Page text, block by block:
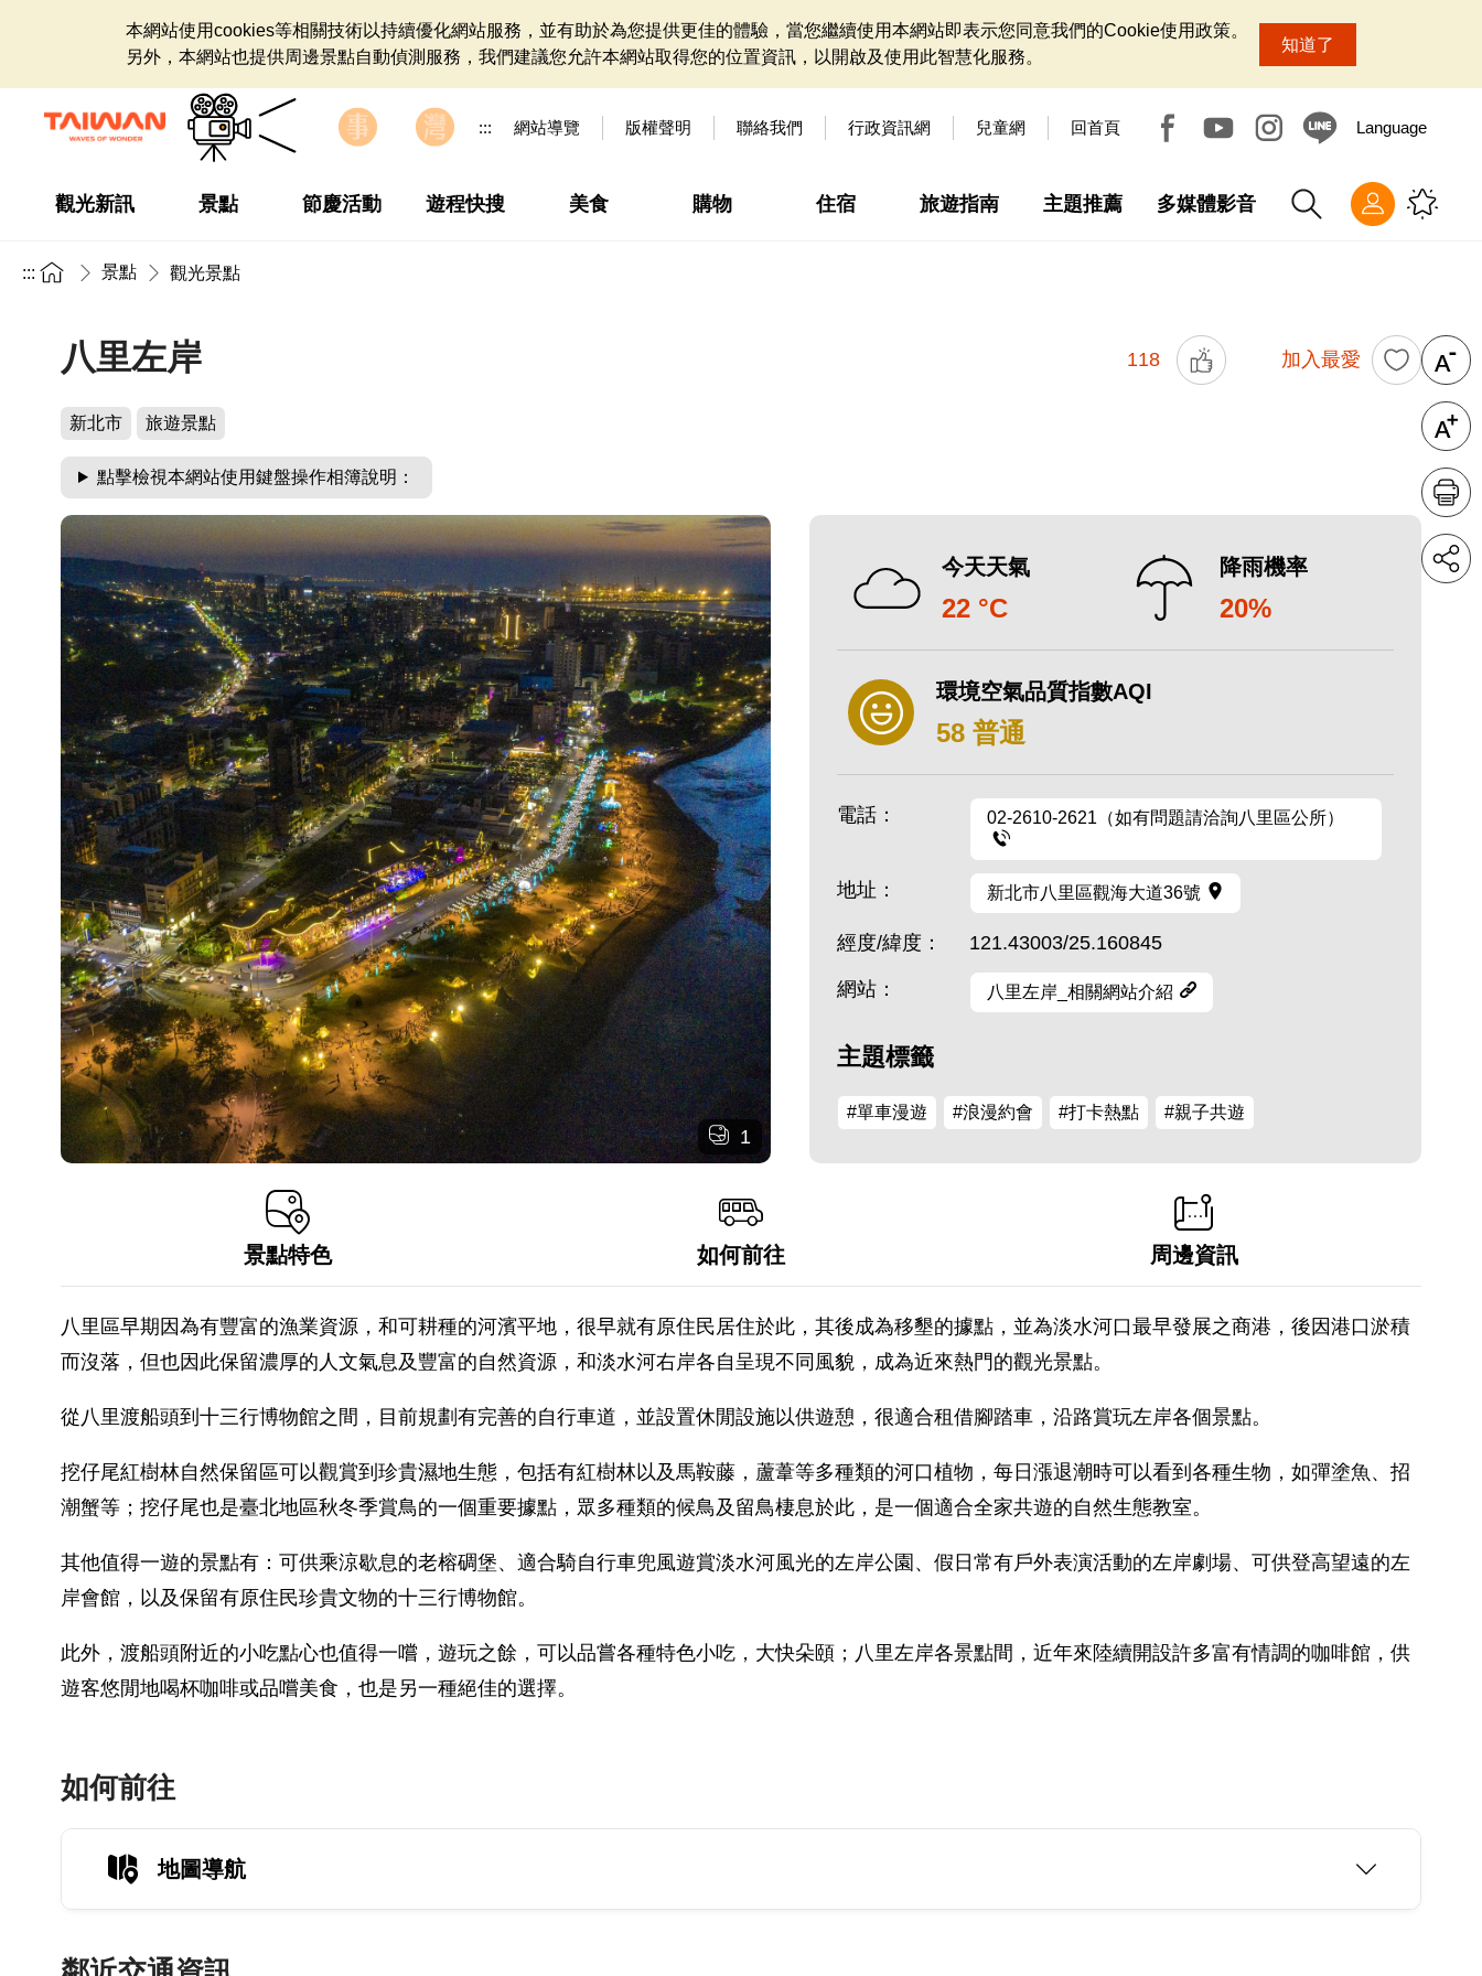
本網站使用cookies等相關技術以持續優化網站服務，並有助於為您提供更佳的體驗，當您繼續使用本網站即表示您同意我們的Cookie使用政策。
另外，本網站也提供周邊景點自動偵測服務，我們建議您允許本網站取得您的位置資訊，以開啟及使用此智慧化服務。
知道了
::: 網站導覽 版權聲明 聯絡我們 行政資訊網 兒童網 回首頁 Language
觀光新訊 景點 節慶活動 遊程快搜 美食 購物 住宿 旅遊指南 主題推薦 多媒體影音
::: 景點 觀光景點
八里左岸 118 加入最愛
新北市 旅遊景點
點擊檢視本網站使用鍵盤操作相簿說明：
1
今天天氣
22 °C
降雨機率
20%
環境空氣品質指數AQI
58 普通
電話： 02-2610-2621（如有問題請洽詢八里區公所）
地址： 新北市八里區觀海大道36號
經度/緯度： 121.43003/25.160845
網站： 八里左岸_相關網站介紹
主題標籤
#單車漫遊 #浪漫約會 #打卡熱點 #親子共遊
景點特色 如何前往 周邊資訊
八里區早期因為有豐富的漁業資源，和可耕種的河濱平地，很早就有原住民居住於此，其後成為移墾的據點，並為淡水河口最早發展之商港，後因港口淤積
而沒落，但也因此保留濃厚的人文氣息及豐富的自然資源，和淡水河右岸各自呈現不同風貌，成為近來熱門的觀光景點。
從八里渡船頭到十三行博物館之間，目前規劃有完善的自行車道，並設置休閒設施以供遊憩，很適合租借腳踏車，沿路賞玩左岸各個景點。
挖仔尾紅樹林自然保留區可以觀賞到珍貴濕地生態，包括有紅樹林以及馬鞍藤，蘆葦等多種類的河口植物，每日漲退潮時可以看到各種生物，如彈塗魚、招
潮蟹等；挖仔尾也是臺北地區秋冬季賞鳥的一個重要據點，眾多種類的候鳥及留鳥棲息於此，是一個適合全家共遊的自然生態教室。
其他值得一遊的景點有：可供乘涼歇息的老榕碉堡、適合騎自行車兜風遊賞淡水河風光的左岸公園、假日常有戶外表演活動的左岸劇場、可供登高望遠的左
岸會館，以及保留有原住民珍貴文物的十三行博物館。
此外，渡船頭附近的小吃點心也值得一嚐，遊玩之餘，可以品嘗各種特色小吃，大快朵頤；八里左岸各景點間，近年來陸續開設許多富有情調的咖啡館，供
遊客悠閒地喝杯咖啡或品嚐美食，也是另一種絕佳的選擇。
如何前往
地圖導航